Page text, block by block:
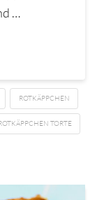
…
ROTKÄPPCHEN
TORTE